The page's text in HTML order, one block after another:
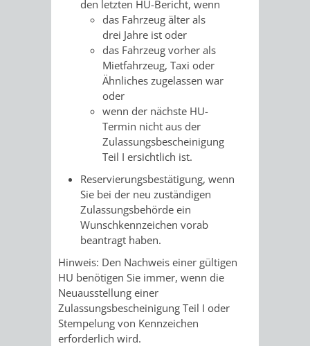
BESTATTUNGSMÖGLICHKEITEN
HAUPTFRIEDHOF
WEINHEIM
FRIEDHÖFE
HOHENSACHSEN
LÜTZELSACHSEN
FRIEDHOF
OBERFLOCKENBACH
FRIEDHOF
RIPPENWEIER-
HEILIGKREUZ
FRIEDHOF
SULZBACH
KULTUREINRICHTUNGEN
THEATER
MUSEUM
IM
MUSEUM
STADTBIBLIOTHEK
A
BIS
Z
AUSLEIHE
MEDIENANGEBOTE
ONLINE-
KATALOG
KINO
VERANSTALTER
VERANSTALTUNGSRÄUME
STADTHALLE
ENGELBRECHT-
PARKEN
APP
STADTPLAN /
GEOPORTAL
den letzten HU-Bericht, wenn
das Fahrzeug älter als
drei Jahre ist oder
das Fahrzeug vorher als
Mietfahrzeug, Taxi oder
Ähnliches zugelassen war
oder
wenn der nächste HU-
Termin nicht aus der
Zulassungsbescheinigung
Teil I ersichtlich ist.
Reservierungsbestätigung, wenn
Sie bei der neu zuständigen
Zulassungsbehörde ein
Wunschkennzeichen vorab
beantragt haben.
Hinweis: Den Nachweis einer gültigen
HU benötigen Sie immer, wenn die
Neuausstellung einer
Zulassungsbescheinigung Teil I oder
Stempelung von Kennzeichen
erforderlich wird.